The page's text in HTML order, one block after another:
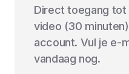
Direct toegang
video (30
account. Vul je e-
vandaag nog.